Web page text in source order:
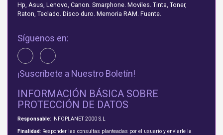
Hp, Asus, Lenovo, Canon. Smarphone. Moviles. Tinta, Toner,
Raton, Teclado. Disco duro. Memoria RAM. Fuente.
Síguenos en:
¡Suscríbete a Nuestro Boletín!
INFORMACIÓN BÁSICA SOBRE
PROTECCIÓN DE DATOS
Responsable: INFOPLANET 2000 S.L
Finalidad: Responder las consultas planteadas por el usuario y enviarle la